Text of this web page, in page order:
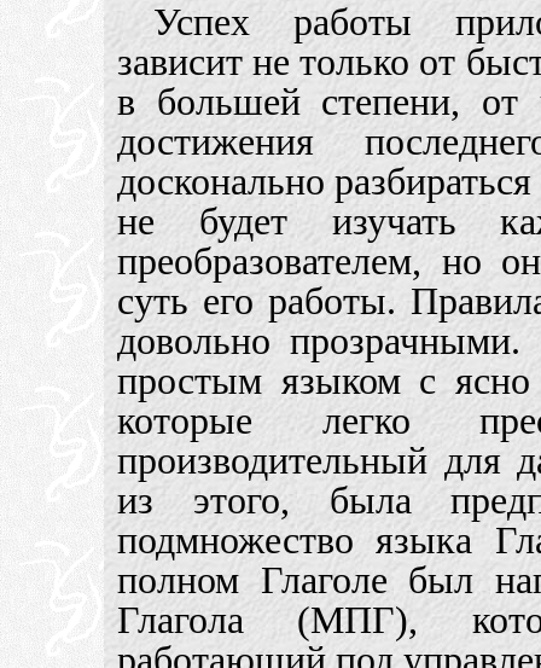
Успех работы
зависит не только от
в большей степени, от
достижения
досконально
не будет изучать
преобразователем, но
суть его работы.
довольно
простым языком с
которые легко
производительный для
из этого, была
подмножество языка
полном Глаголе был
Глагола (МПГ),